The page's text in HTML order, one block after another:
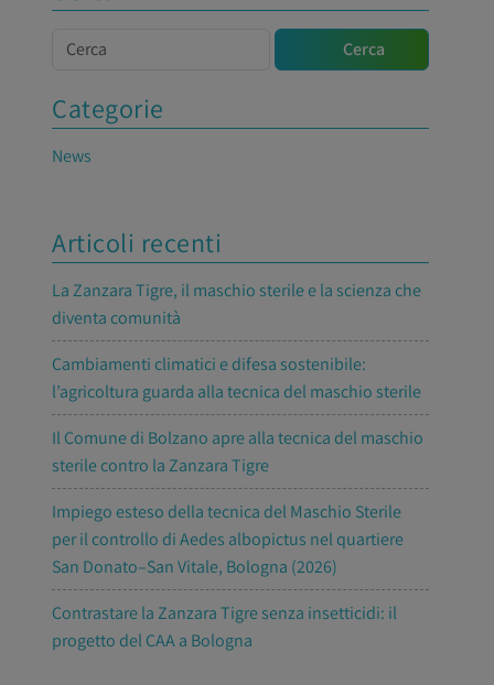
Cerca Cerca
Categorie
News
Articoli recenti
La Zanzara Tigre, il maschio sterile e la scienza che
diventa comunità
Cambiamenti climatici e difesa sostenibile:
l’agricoltura guarda alla tecnica del maschio sterile
Il Comune di Bolzano apre alla tecnica del maschio
sterile contro la Zanzara Tigre
Impiego esteso della tecnica del Maschio Sterile
per il controllo di Aedes albopictus nel quartiere
San Donato–San Vitale, Bologna (2026)
Contrastare la Zanzara Tigre senza insetticidi: il
progetto del CAA a Bologna